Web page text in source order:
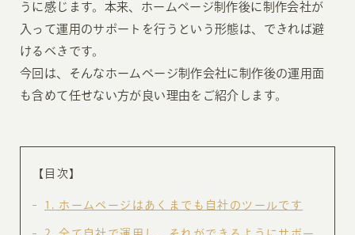
うに感じます。本来、ホームページ制作後に制作会社が
入って運用のサポートを行うという形態は、できれば避
けるべきです。
今回は、そんなホームページ制作会社に制作後の運用面
も含めて任せない方が良い理由をご紹介します。
【目次】
1 ホームページはあくまでも自社のツールです